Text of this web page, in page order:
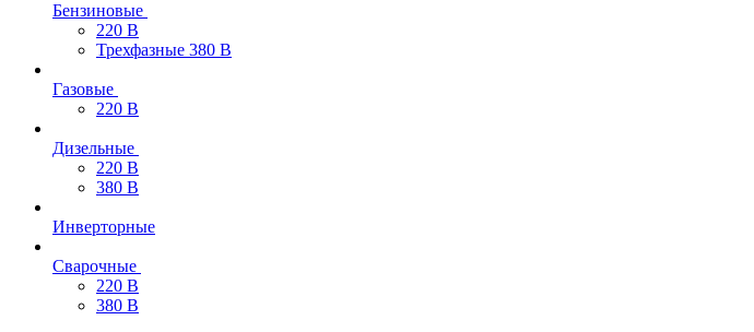
Бензиновые
220 В
Трехфазные 380 В
Газовые
220 В
Дизельные
220 В
380 В
Инверторные
Сварочные
220 В
380 В